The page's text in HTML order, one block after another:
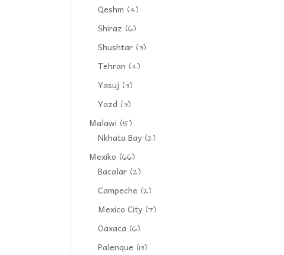
Qeshm (4)
Shiraz (6)
Shushtar (3)
Tehran (4)
Yasuj (3)
Yazd (3)
Malawi (5)
Nkhata Bay (2)
Mexiko (66)
Bacalar (2)
Campeche (2)
Mexico City (7)
Oaxaca (6)
Palenque (13)